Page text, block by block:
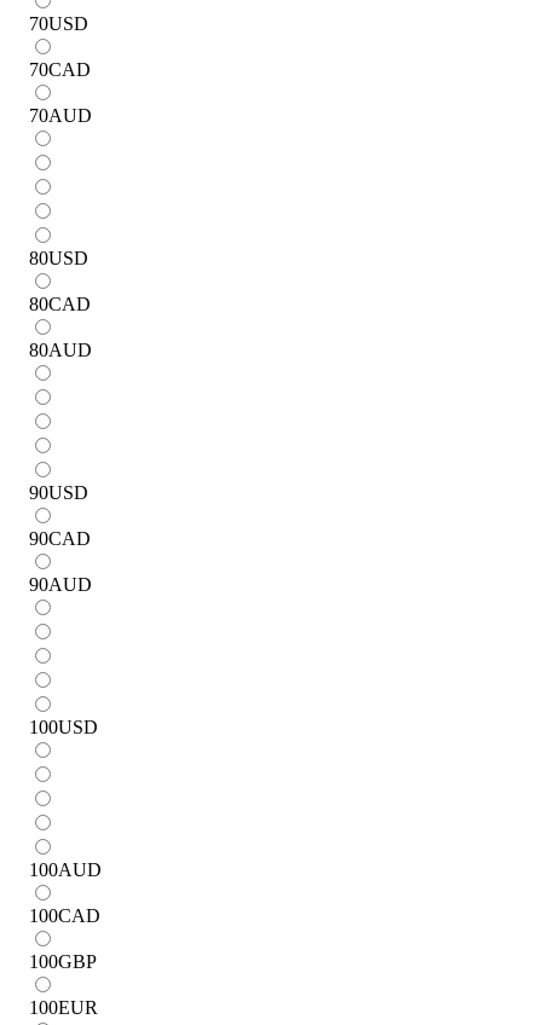
70USD
70CAD
70AUD
80USD
80CAD
80AUD
90USD
90CAD
90AUD
100USD
100AUD
100CAD
100GBP
100EUR